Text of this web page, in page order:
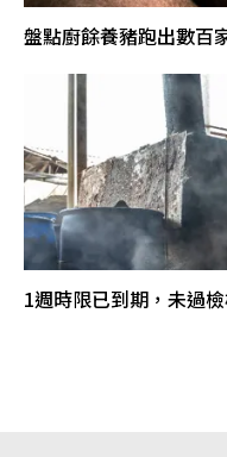
盤點廚餘養豬跑出數百
1週時限已到期，未過